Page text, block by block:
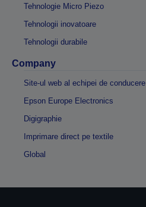
Tehnologie Micro Piezo
Tehnologii inovatoare
Tehnologii durabile
Company
Site-ul web al echipei de conducere
Epson Europe Electronics
Digigraphie
Imprimare direct pe textile
Global